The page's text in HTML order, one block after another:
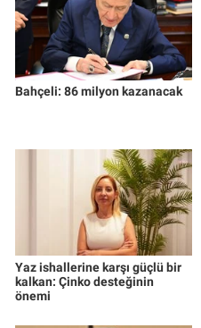
Bahçeli: 86 milyon kazanacak
Yaz ishallerine karşı güçlü bir
kalkan: Çinko desteğinin
önemi